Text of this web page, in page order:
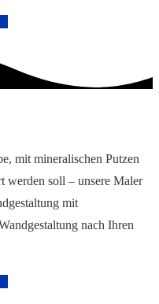
mit mineralischen Putzen
werden soll – unsere Maler
mit
nach Ihren